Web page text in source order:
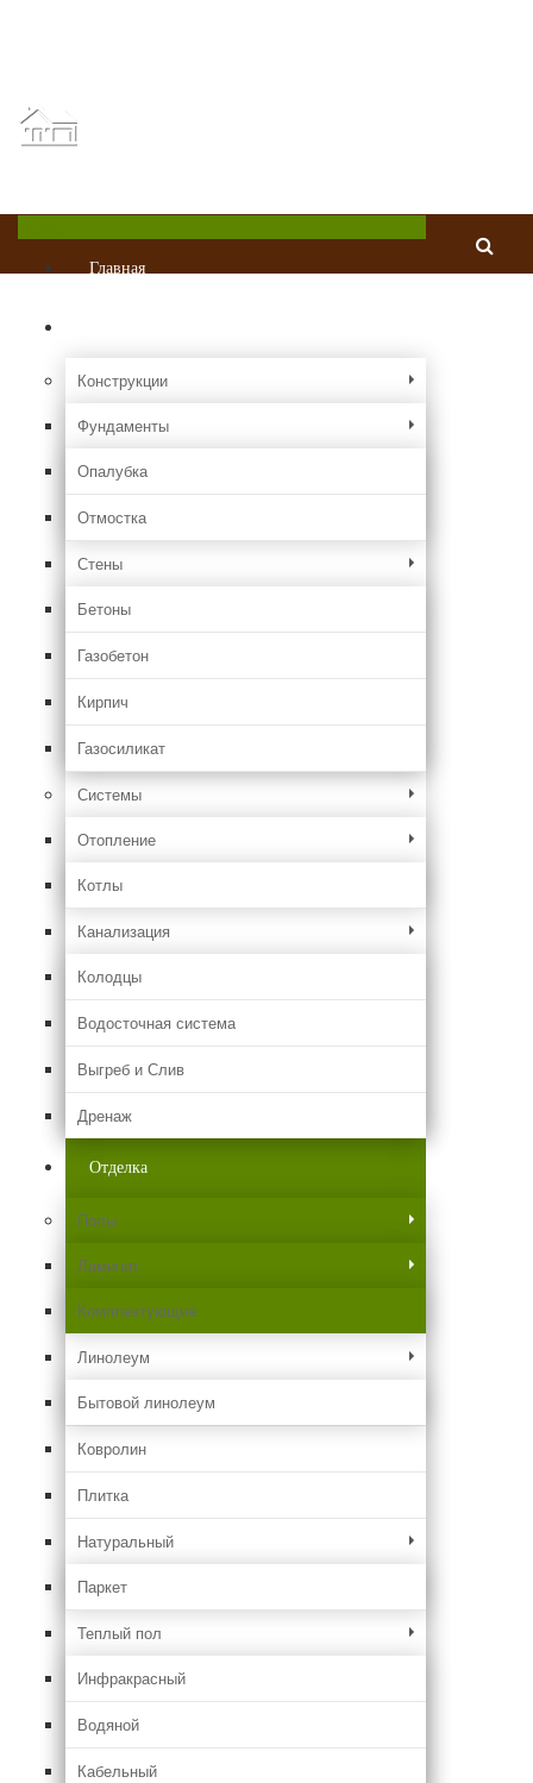
Главная
Конструкции
Фундаменты
Опалубка
Отмостка
Стены
Бетоны
Газобетон
Кирпич
Газосиликат
Системы
Отопление
Котлы
Канализация
Колодцы
Водосточная система
Выгреб и Слив
Дренаж
Отделка
Полы
Ламинат
Комплектующие
Линолеум
Бытовой линолеум
Ковролин
Плитка
Натуральный
Паркет
Теплый пол
Инфракрасный
Водяной
Кабельный